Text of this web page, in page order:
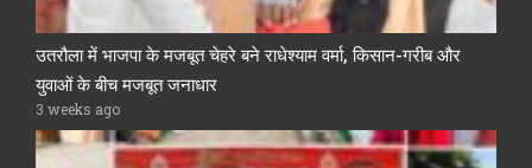
उतरौला में भाजपा के मजबूत चेहरे बने राधेश्याम वर्मा, किसान-गरीब और
युवाओं के बीच मजबूत जनाधार
3 weeks ago